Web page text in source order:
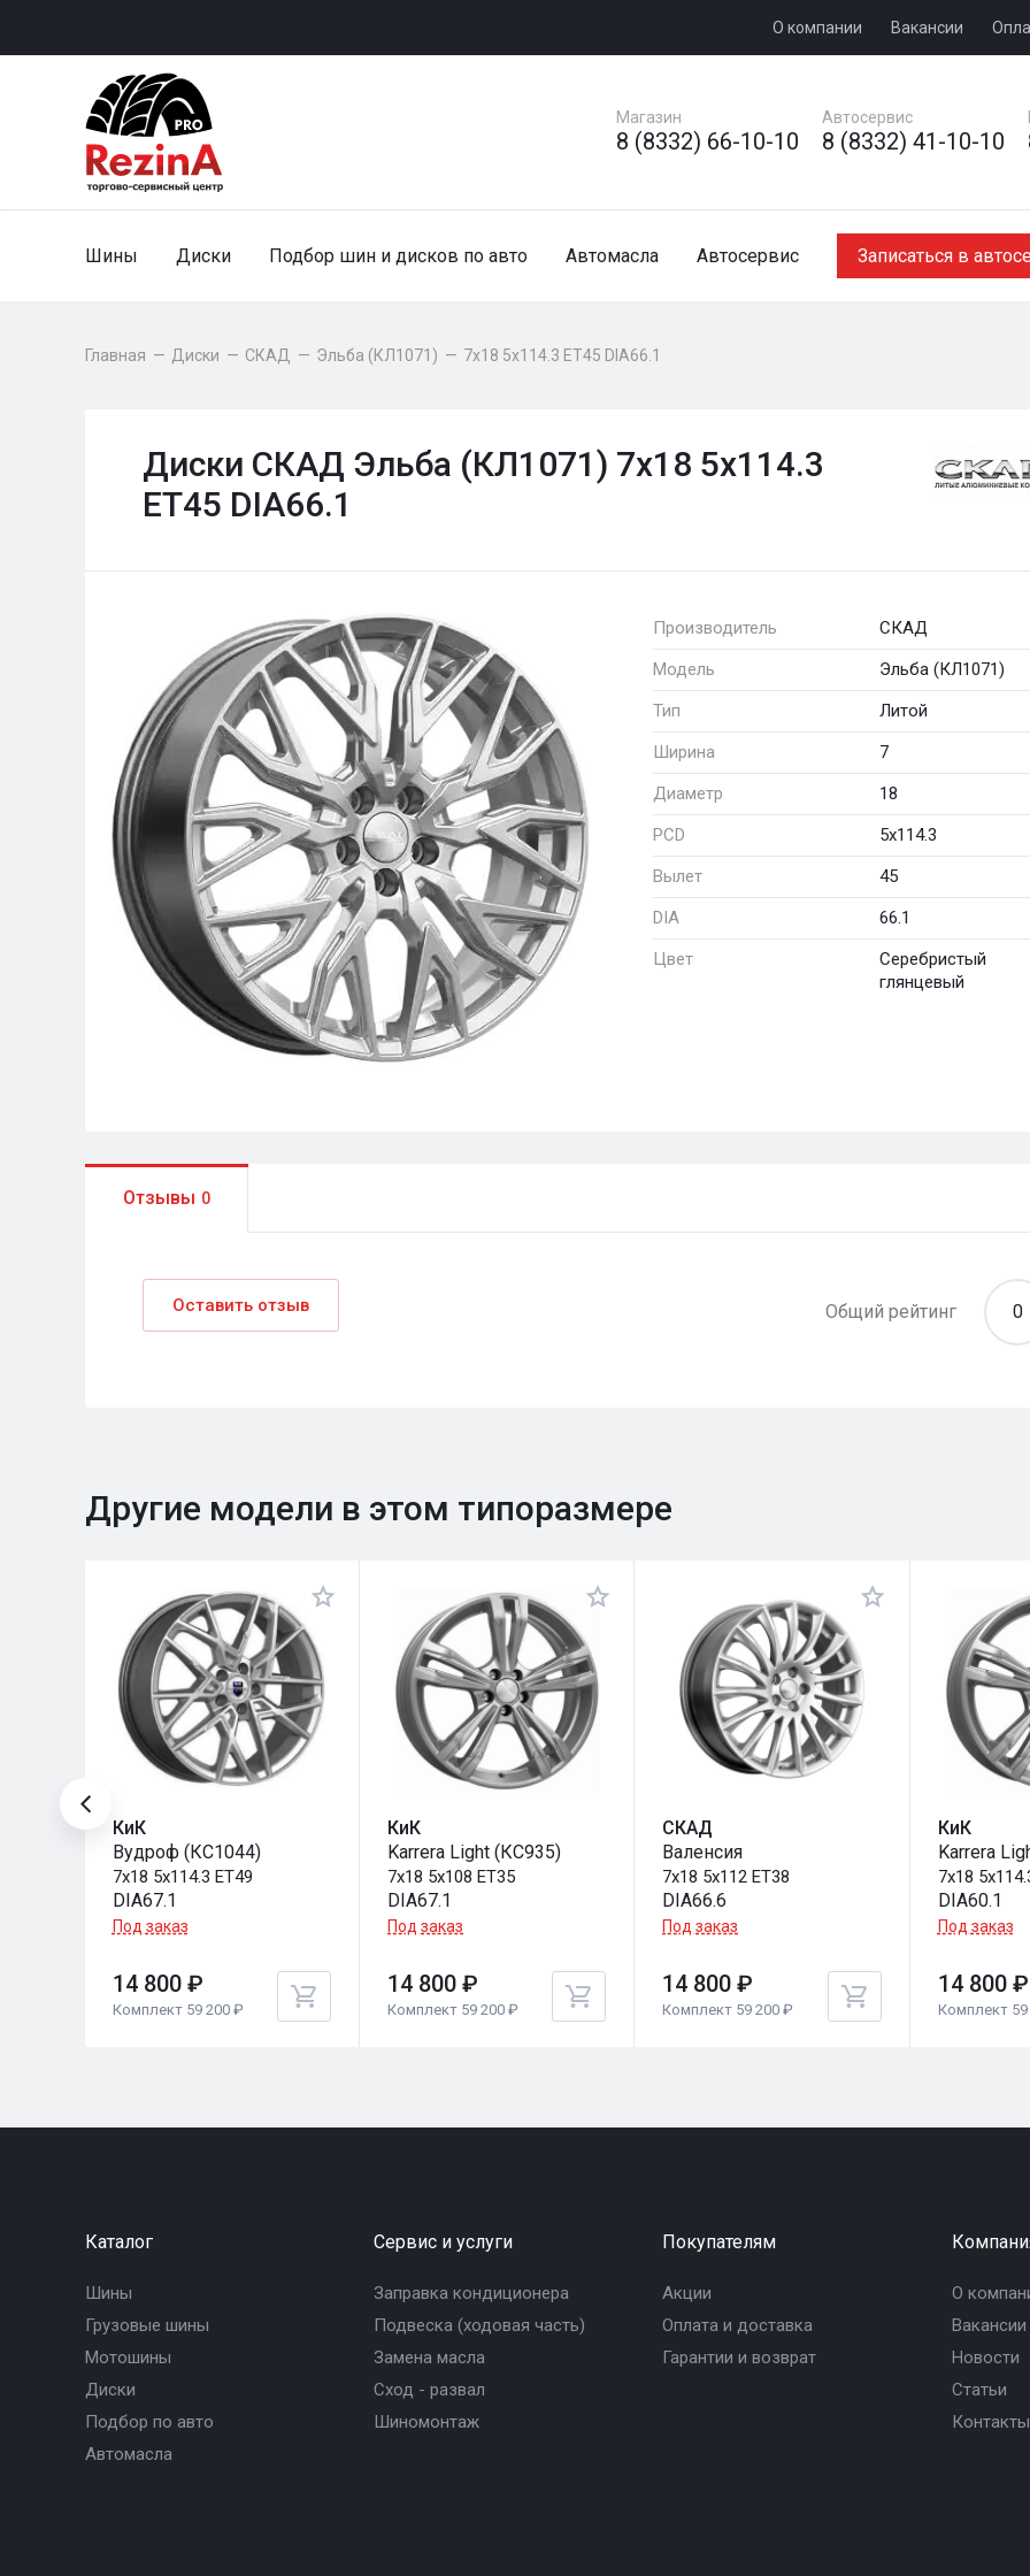
О компании Вакансии
Магазин
8 (8332) 66-10-10
Автосервис
8 (8332) 41-10-10
Шины Диски Подбор шин и дисков по авто Автомасла Автосервис Записаться в
Главная — Диски — СКАД — Эльба (КЛ1071) — 7x18 5x114.3 ET45 DIA66.1
Диски СКАД Эльба (КЛ1071) 7x18 5x114.3
ET45 DIA66.1
Производитель
СКАД
Модель
Эльба (КЛ1071)
Тип
Литой
Ширина
7
Диаметр
18
PCD
5x114.3
Вылет
45
DIA
66.1
Цвет
Серебристый
глянцевый
Отзывы 0
Оставить отзыв Общий рейтинг 0
Другие модели в этом типоразмере
КиК
Вудроф (КС1044)
7x18 5x114.3 ET49
DIA67.1
Под заказ
14 800 ₽
Комплект 59 200 ₽
КиК
Karrera Light (КС935)
7x18 5x108 ET35
DIA67.1
Под заказ
14 800 ₽
Комплект 59 200 ₽
СКАД
Валенсия
7x18 5x112 ET38
DIA66.6
Под заказ
14 800 ₽
Комплект 59 200 ₽
КиК
Karrera
7x18
DIA60.1
Под заказ
14 800 ₽
Комплект 59
Каталог
Шины
Грузовые шины
Мотошины
Диски
Подбор по авто
Автомасла
Сервис и услуги
Заправка кондиционера
Подвеска (ходовая часть)
Замена масла
Сход - развал
Шиномонтаж
Покупателям
Акции
Оплата и доставка
Гарантии и возврат
О
Вакансии
Новости
Статьи
Контакты